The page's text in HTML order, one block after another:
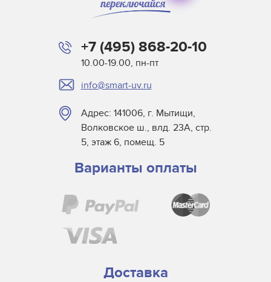
+7 (495) 868-20-10
10.00-19.00, пн-пт
info@smart-uv.ru
Адрес: 141006, г. Мытищи,
Волковское ш., влд. 23А, стр.
5, этаж 6, помещ. 5
Варианты оплаты
Доставка